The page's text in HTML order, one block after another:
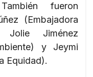
fueron
(Embajadora
Jiménez
y Jeymi
Equidad).